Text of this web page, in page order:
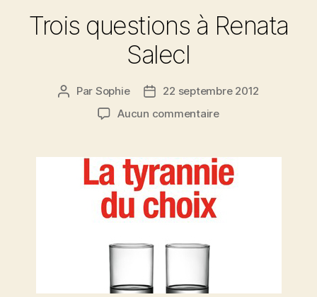
Trois questions à Renata
Salecl
Auteur
Par Sophie
Date22 septembre 2012
Aucun commentairesur
à
Renata
Salecl